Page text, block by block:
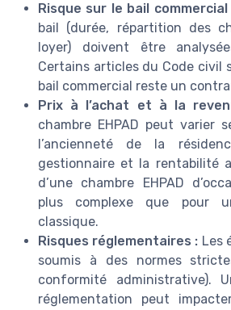
Risque sur le bail commercial
bail (durée, répartition des
loyer) doivent être
Certains articles du Code civil
bail commercial reste un
Prix à l’achat et à la
chambre EHPAD peut varier
l’ancienneté de la
gestionnaire et la rentabilité
d’une chambre EHPAD
plus complexe que pour
classique.
Risques réglementaires : Les
soumis à des normes
conformité administrative).
réglementation peut